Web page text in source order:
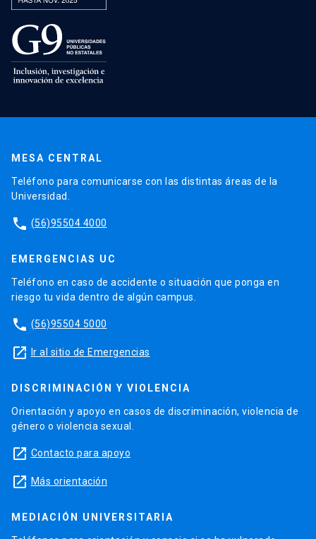
MESA CENTRAL
Teléfono para comunicarse con las distintas áreas de la
Universidad.
phone (56)95504 4000
EMERGENCIAS UC
Teléfono en caso de accidente o situación que ponga en
riesgo tu vida dentro de algún campus.
phone (56)95504 5000
launch Ir al sitio de Emergencias
DISCRIMINACIÓN Y VIOLENCIA
Orientación y apoyo en casos de discriminación, violencia de
género o violencia sexual.
launch Contacto para apoyo
launch Más orientación
MEDIACIÓN UNIVERSITARIA